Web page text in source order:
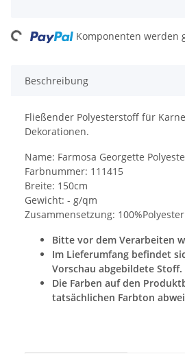
Komponenten werden
Beschreibung
Fließender Polyesterstoff für
Dekorationen.
Name: Farmosa Georgette
Farbnummer: 111415
Breite: 150cm
Gewicht: - g/qm
Zusammensetzung: 100%Polyester
Bitte vor dem Verarbeiten
Im Lieferumfang befindet
Vorschau abgebildete Stoff.
Die Farben auf den
tatsächlichen Farbton